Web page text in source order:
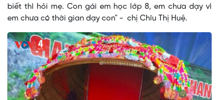
biết thì hỏi mẹ. Con gái em học lớp 8, em chưa dạy vì
em chưa có thời gian dạy con" - chị Chíu Thị Huệ.